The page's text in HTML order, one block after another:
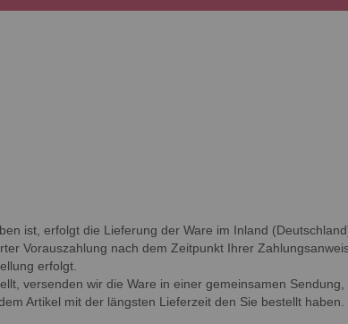
ist, erfolgt die Lieferung der Ware im Inland
Vorauszahlung nach dem Zeitpunkt Ihrer
erfolgt.
versenden wir die Ware in einer gemeinsamen
Artikel mit der längsten Lieferzeit den Sie bestellt haben.